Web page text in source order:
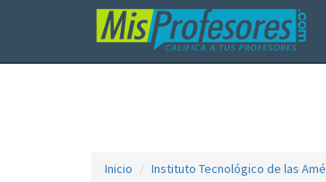
Inicio Instituto Tecnológico de las